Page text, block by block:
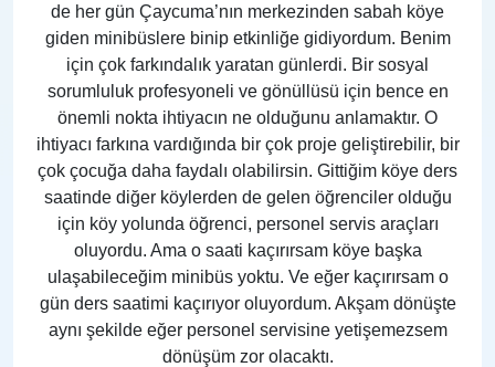
de her gün Çaycuma’nın merkezinden sabah köye
giden minibüslere binip etkinliğe gidiyordum. Benim
için çok farkındalık yaratan günlerdi. Bir sosyal
sorumluluk profesyoneli ve gönüllüsü için bence en
önemli nokta ihtiyacın ne olduğunu anlamaktır. O
ihtiyacı farkına vardığında bir çok proje geliştirebilir, bir
çok çocuğa daha faydalı olabilirsin. Gittiğim köye ders
saatinde diğer köylerden de gelen öğrenciler olduğu
için köy yolunda öğrenci, personel servis araçları
oluyordu. Ama o saati kaçırırsam köye başka
ulaşabileceğim minibüs yoktu. Ve eğer kaçırırsam o
gün ders saatimi kaçırıyor oluyordum. Akşam dönüşte
aynı şekilde eğer personel servisine yetişemezsem
dönüşüm zor olacaktı.